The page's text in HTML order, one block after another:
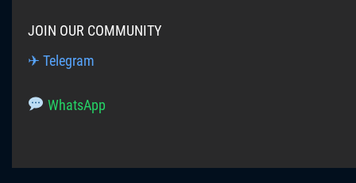
JOIN OUR COMMUNITY
✈ Telegram
WhatsApp